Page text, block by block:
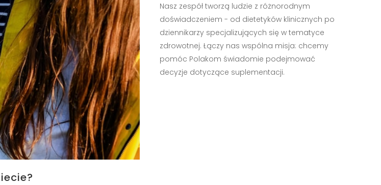
Nasz zespół tworzą ludzie z różnorodnym
doświadczeniem - od dietetyków klinicznych po
dziennikarzy specjalizujących się w tematyce
zdrowotnej. Łączy nas wspólna misja: chcemy
pomóc Polakom świadomie podejmować
decyzje dotyczące suplementacji.